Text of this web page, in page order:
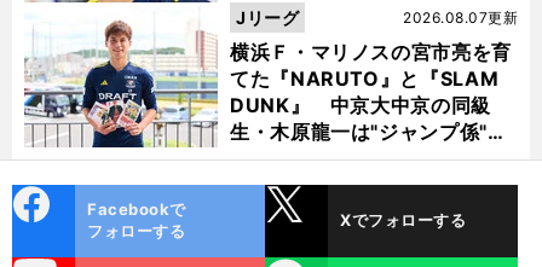
横浜Ｆ・マリノスの宮市亮を育
てた『NARUTO』と『SLAM
DUNK』 中京大中京の同級
生・木原龍一は"ジャンプ係"だ
った
2026.08.07更新
Jリーグ
ok
Facebookで
フォローする
Xでフォローする